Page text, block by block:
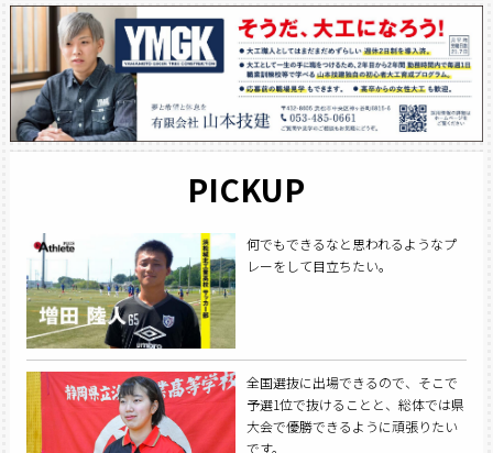
PICKUP
何でもできるなと思われるようなプ
レーをして目立ちたい。
全国選抜に出場できるので、そこで
予選1位で抜けることと、総体では県
大会で優勝できるように頑張りたい
です。